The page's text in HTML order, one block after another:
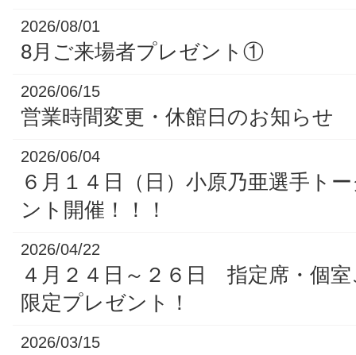
2026/08/01
8月ご来場者プレゼント①
2026/06/15
営業時間変更・休館日のお知らせ
2026/06/04
６月１４日（日）小原乃亜選手ト
ント開催！！！
2026/04/22
４月２４日～２６日 指定席・個
限定プレゼント！
2026/03/15